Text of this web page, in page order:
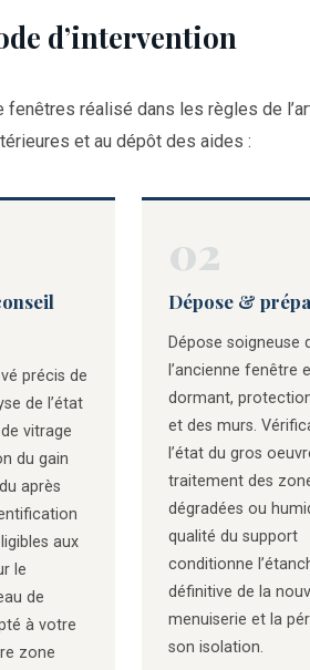
d’intervention
fenêtres réalisé dans les règles de
et au dépôt des aides :
précis de
de l’état
vitrage
du gain
après
aux
le
de
à votre
zone
02
Dépose &
Dépose soigneuse
l’ancienne fenêtre
dormant,
et des murs.
l’état du gros
traitement des
dégradées ou
qualité du support
conditionne
définitive de la
menuiserie et la
son isolation.